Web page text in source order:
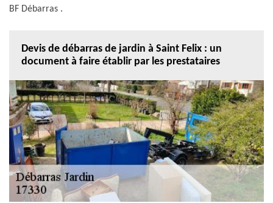
BF Débarras .
Devis de débarras de jardin à Saint Felix : un
document à faire établir par les prestataires